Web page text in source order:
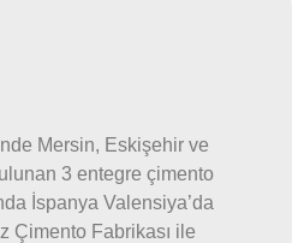
Mersin, Eskişehir ve
3 entegre çimento
İspanya Valensiya’da
Çimento Fabrikası ile